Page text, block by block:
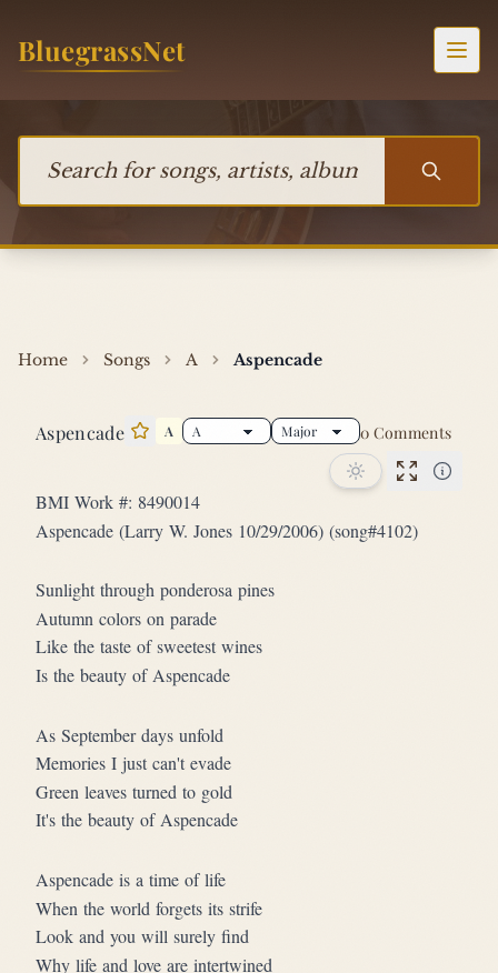
BluegrassNet
Home Songs A Aspencade
Aspencade Star this song
A 0 Comments
BMI Work #: 8490014
Aspencade (Larry W. Jones 10/29/2006) (song#4102)
Sunlight through ponderosa pines
Autumn colors on parade
Like the taste of sweetest wines
Is the beauty of Aspencade
As September days unfold
Memories I just can't evade
Green leaves turned to gold
It's the beauty of Aspencade
Aspencade is a time of life
When the world forgets its strife
Look and you will surely find
Why life and love are intertwined